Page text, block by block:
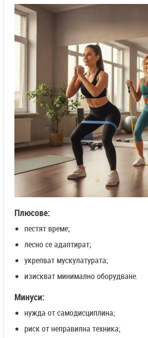
Плюсове:
пестят време;
лесно се адаптират;
укрепват мускулатурата;
изискват минимално оборудване.
Минуси:
нужда от самодисциплина;
риск от неправилна техника;